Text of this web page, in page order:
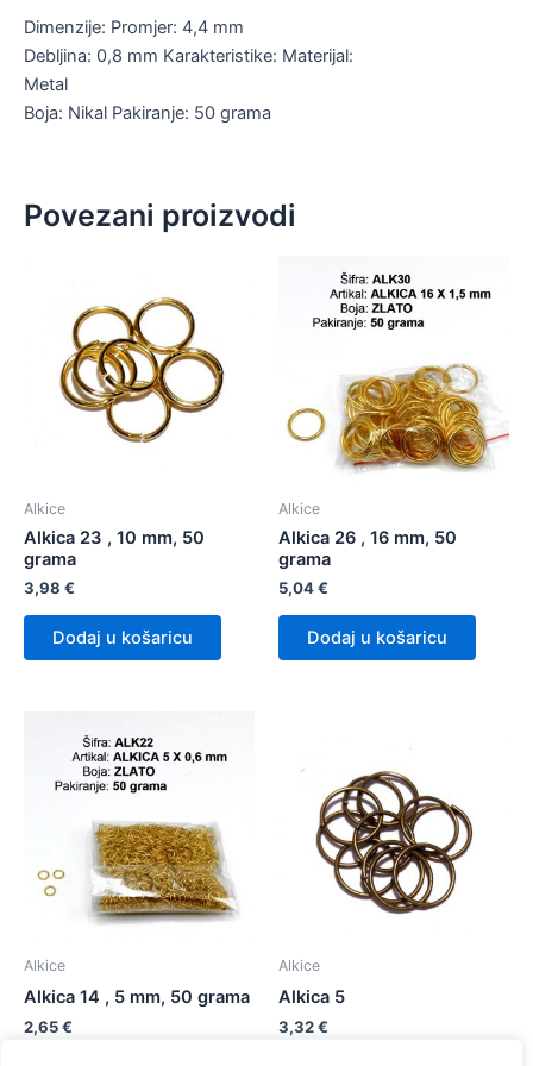
Dimenzije: Promjer: 4,4 mm
Debljina: 0,8 mm Karakteristike: Materijal:
Metal
Boja: Nikal Pakiranje: 50 grama
Povezani proizvodi
Alkice
Alkica 23 , 10 mm, 50
grama
3,98 €
Dodaj u košaricu
Alkice
Alkica 26 , 16 mm, 50
grama
5,04€
Dodaj u košaricu
Alkice
Alkica 14 , 5 mm, 50 grama
2,65€
Alkice
Alkica 5
3,32€